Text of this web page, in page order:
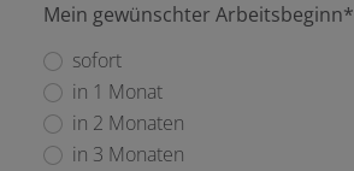
Mein gewünschter Arbeitsbeginn*
sofort
in 1 Monat
in 2 Monaten
in 3 Monaten